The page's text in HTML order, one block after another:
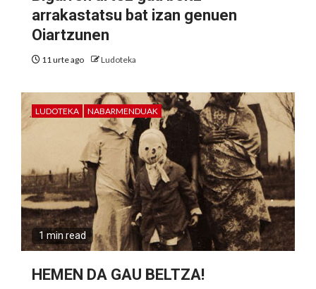
arrakastatsu bat izan genuen
Oiartzunen
11 urte ago Ludoteka
LUDOTEKA NABARMENDUAK
1 min read
HEMEN DA GAU BELTZA!